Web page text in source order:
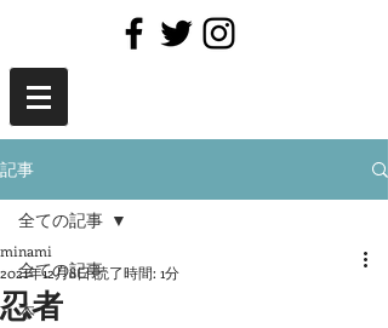
記事
全ての記事
本
全ての記事
忍者
minami
2021年12月8日読了時間: 1分